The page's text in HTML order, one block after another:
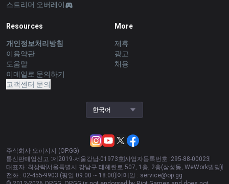
스트리머 오버레이
Resources
개인정보처리방침
이용약관
도움말
이메일로 문의하기
고객센터 문의
More
제휴
광고
채용
한국어
주식회사 오피지지 (OP.GG)
통신판매업신고 :제2019-서울강남-01973호 사업자등록번호 :295-88-00023
대표자 :최상락서울특별시 강남구 테헤란로 507, 1층, 2층(삼성동, WeWork빌딩)
전화 : 02-455-9903 (평일 09:00 ~ 18:00) 이메일 : service@op.gg